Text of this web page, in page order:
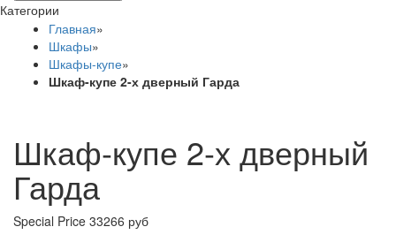
Категории
Главная»
Шкафы»
Шкафы-купе»
Шкаф-купе 2-х дверный Гарда
Шкаф-купе 2-х дверный
Гарда
Special Price 33266 руб